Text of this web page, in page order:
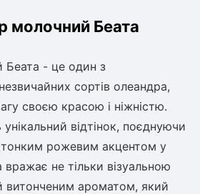
молочний Беата
Беата - це один з
сортів олеандра,
своєю красою і ніжністю.
відтінок, поєднуючи
тонким рожевим акцентом у
не тільки візуальною
витонченим ароматом, який